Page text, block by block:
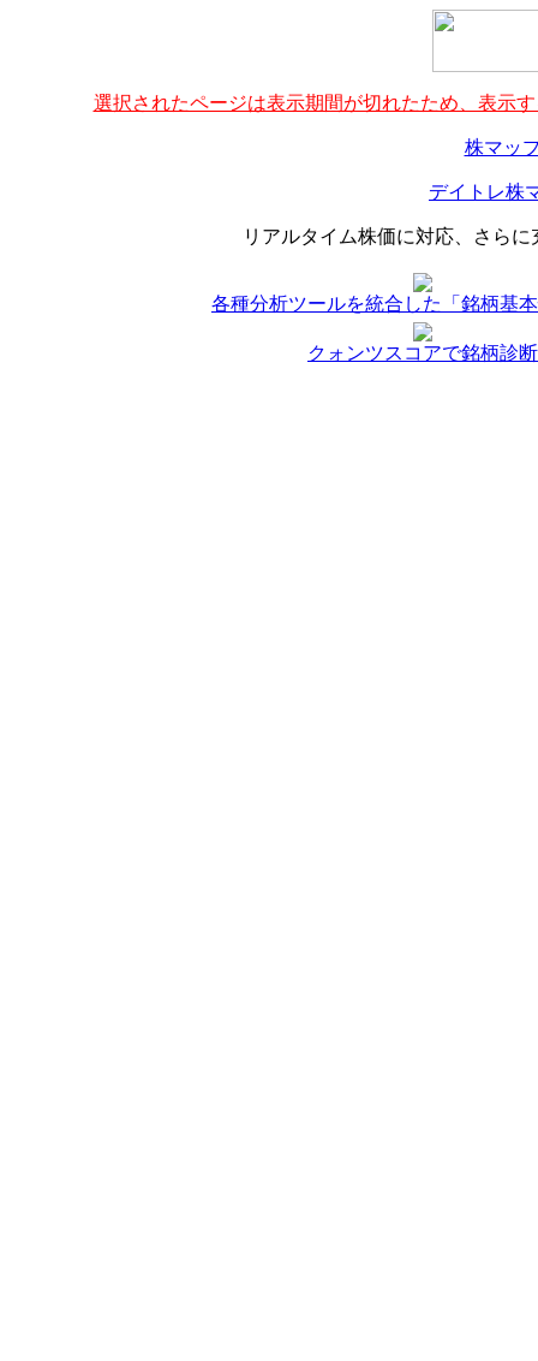
選択されたページは表示期間が切れたため、表示
株マッ
デイトレ株
リアルタイム株価に対応、さら
各種分析ツールを統合した「銘柄基
クォンツスコアで銘柄診断